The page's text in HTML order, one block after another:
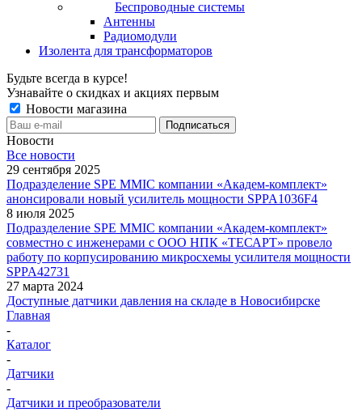
Беспроводные системы
Антенны
Радиомодули
Изолента для трансформаторов
Будьте всегда в курсе!
Узнавайте о скидках и акциях первым
Новости магазина
Новости
Все новости
29 сентября 2025
Подразделение SPE MMIC компании «Академ-комплект»
анонсировали новый усилитель мощности SPPA1036F4
8 июля 2025
Подразделение SPE MMIC компании «Академ-комплект»
совместно с инженерами с ООО НПК «ТЕСАРТ» провело
работу по корпусированию микросхемы усилителя мощности
SPPA42731
27 марта 2024
Доступные датчики давления на складе в Новосибирске
Главная
-
Каталог
-
Датчики
-
Датчики и преобразователи